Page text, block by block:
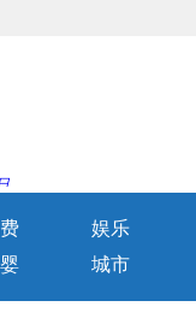
娱乐
城市